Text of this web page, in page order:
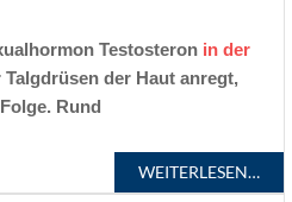
Testosteron in der
der Haut anregt,
Rund
WEITERLESEN…